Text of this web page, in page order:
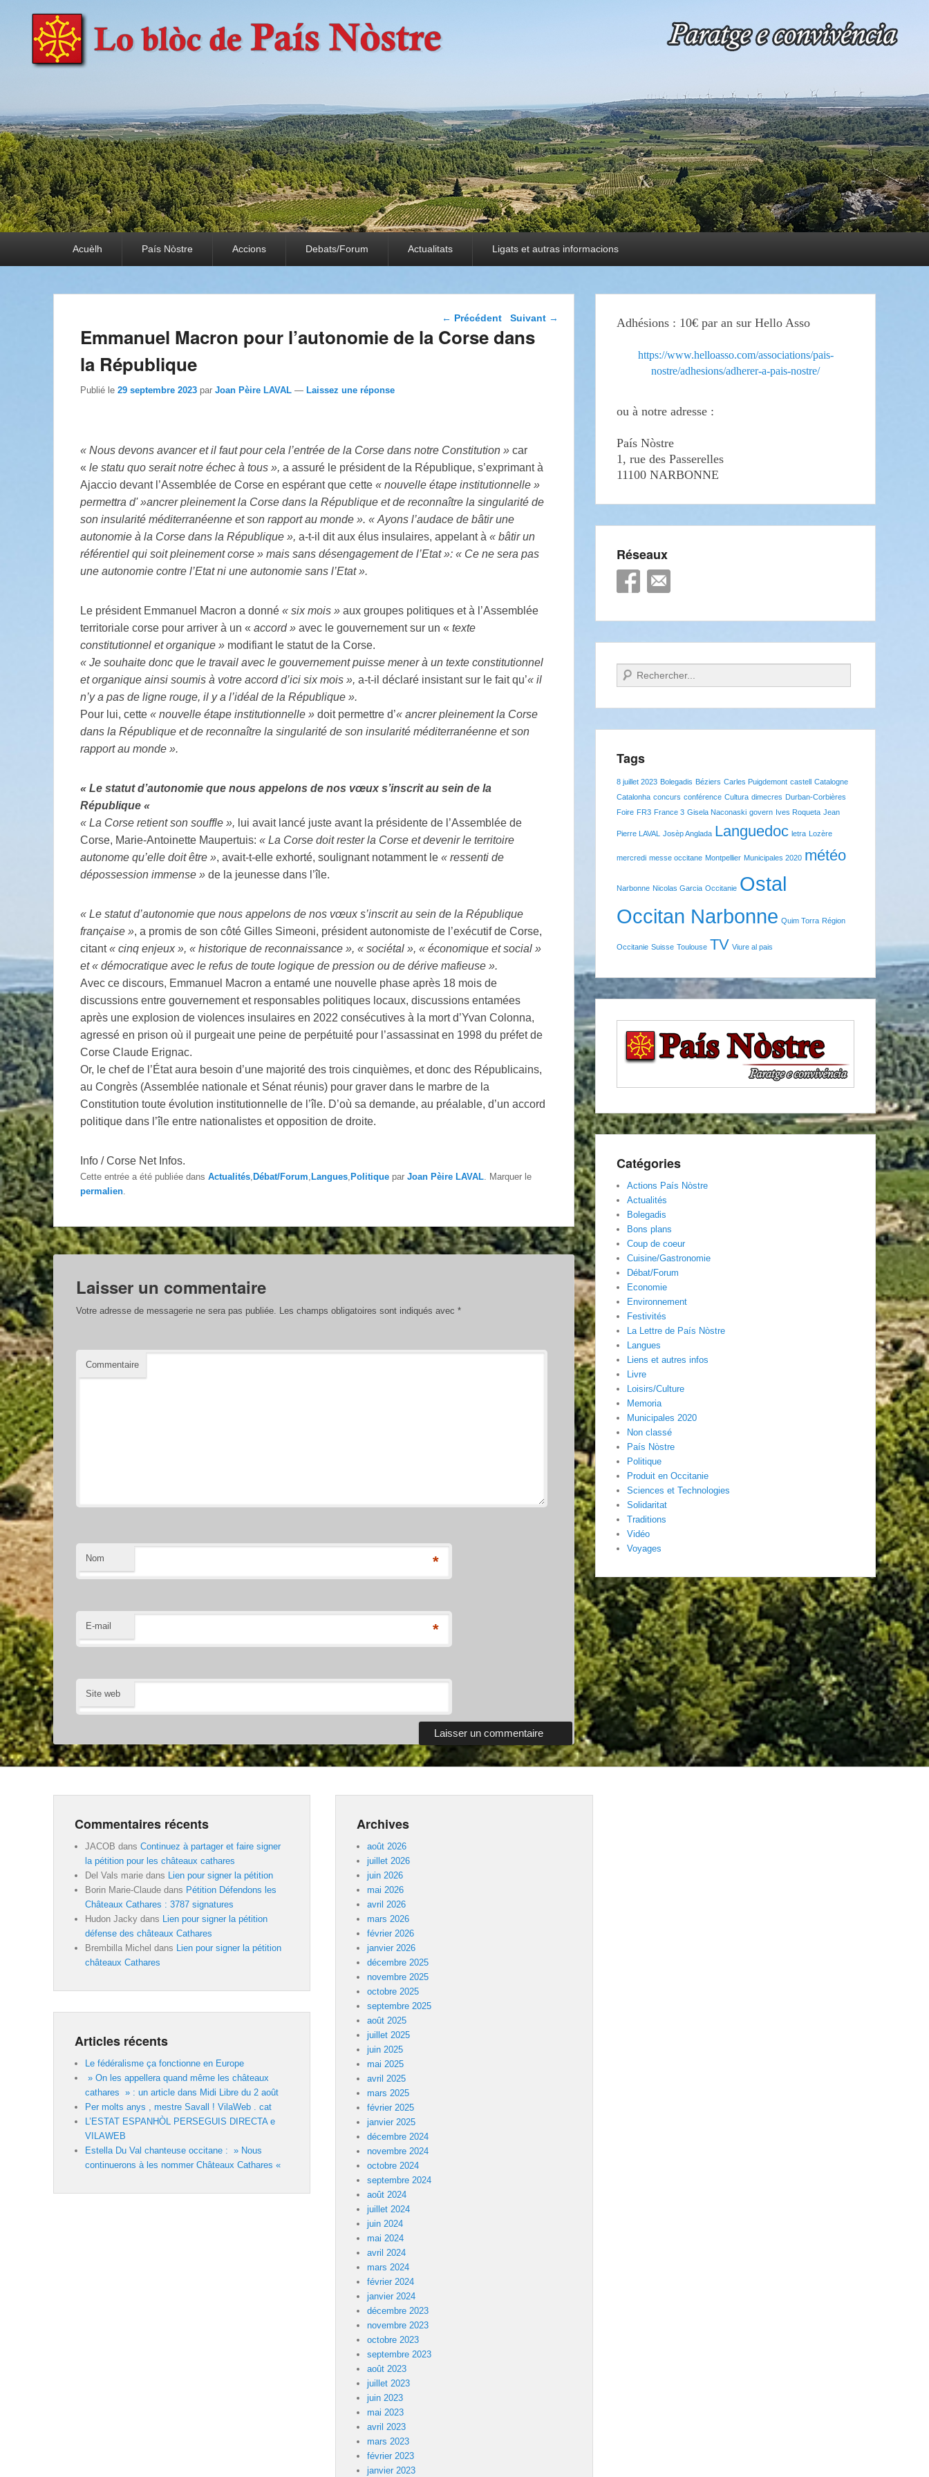
País Nòstre
Paratge e Convivència
Acuèlh País Nòstre Accions Debats/Forum Actualitats Ligats et autras informacions
Navigation dans les
← Précédent Suivant →
Emmanuel Macron pour l’autonomie de la Corse dans
la République
Publié le 29 septembre 2023 par Joan Pèire LAVAL — Laissez une réponse
« Nous devons avancer et il faut pour cela l’entrée de la Corse dans notre Constitution » car
« le statu quo serait notre échec à tous », a assuré le président de la République, s’exprimant à
Ajaccio devant l’Assemblée de Corse en espérant que cette « nouvelle étape institutionnelle »
permettra d' »ancrer pleinement la Corse dans la République et de reconnaître la singularité de
son insularité méditerranéenne et son rapport au monde ». « Ayons l’audace de bâtir une
autonomie à la Corse dans la République », a-t-il dit aux élus insulaires, appelant à « bâtir un
référentiel qui soit pleinement corse » mais sans désengagement de l’Etat »: « Ce ne sera pas
une autonomie contre l’Etat ni une autonomie sans l’Etat ».
Le président Emmanuel Macron a donné « six mois » aux groupes politiques et à l’Assemblée
territoriale corse pour arriver à un « accord » avec le gouvernement sur un « texte
constitutionnel et organique » modifiant le statut de la Corse.
« Je souhaite donc que le travail avec le gouvernement puisse mener à un texte constitutionnel
et organique ainsi soumis à votre accord d’ici six mois », a-t-il déclaré insistant sur le fait qu’« il
n’y a pas de ligne rouge, il y a l’idéal de la République ».
Pour lui, cette « nouvelle étape institutionnelle » doit permettre d’« ancrer pleinement la Corse
dans la République et de reconnaître la singularité de son insularité méditerranéenne et son
rapport au monde ».
« Le statut d’autonomie que nous appelons de nos vœux s’inscrit au sein de la
République «
« La Corse retient son souffle », lui avait lancé juste avant la présidente de l’Assemblée de
Corse, Marie-Antoinette Maupertuis: « La Corse doit rester la Corse et devenir le territoire
autonome qu’elle doit être », avait-t-elle exhorté, soulignant notamment le « ressenti de
dépossession immense » de la jeunesse dans l’île.
« Le statut d’autonomie que nous appelons de nos vœux s’inscrit au sein de la République
française », a promis de son côté Gilles Simeoni, président autonomiste de l’exécutif de Corse,
citant« cinq enjeux », « historique de reconnaissance », « sociétal », « économique et social »
et « démocratique avec le refus de toute logique de pression ou de dérive mafieuse ».
Avec ce discours, Emmanuel Macron a entamé une nouvelle phase après 18 mois de
discussions entre gouvernement et responsables politiques locaux, discussions entamées
après une explosion de violences insulaires en 2022 consécutives à la mort d’Yvan Colonna,
agressé en prison où il purgeait une peine de perpétuité pour l’assassinat en 1998 du préfet de
Corse Claude Erignac.
Or, le chef de l’État aura besoin d’une majorité des trois cinquièmes, et donc des Républicains,
au Congrès (Assemblée nationale et Sénat réunis) pour graver dans le marbre de la
Constitution toute évolution institutionnelle de l’île. D’où sa demande, au préalable, d’un accord
politique dans l’île entre nationalistes et opposition de droite.
Info / Corse Net Infos.
Cette entrée a été publiée dans Actualités Débat/Forum Langues Politique par Joan Pèire LAVAL . Marquer le
permalien
Laisser un commentaire
Votre adresse de messagerie ne sera pas publiée. Les champs obligatoires sont indiqués avec *
Commentaire
Nom *
E-mail *
Site web
Adhésions : 10€ par an sur Hello Asso
https://www.helloasso.com/associations/pais-
nostre/adhesions/adherer-a-pais-nostre/
ou à notre adresse :
País Nòstre
1, rue des Passerelles
11100 NARBONNE
Réseaux
Recherche
Tags
8 juillet 2023 Bolegadis Béziers Carles Puigdemont castell Catalogne
Catalonha concurs conférence Cultura dimecres Durban-Corbières
Foire FR3 France 3 Gisela Naconaski govern Ives Roqueta Jean
Pierre LAVAL Josèp Anglada Languedoc letra Lozère
mercredi messe occitane Montpellier Municipales 2020 météo
Narbonne Nicolas Garcia Occitanie Ostal
Occitan Narbonne Quim Torra Région
Occitanie Suisse Toulouse TV Viure al pais
Catégories
Actions País Nòstre
Actualités
Bolegadis
Bons plans
Coup de coeur
Cuisine/Gastronomie
Débat/Forum
Economie
Environnement
Festivités
La Lettre de País Nòstre
Langues
Liens et autres infos
Livre
Loisirs/Culture
Memoria
Municipales 2020
Non classé
País Nòstre
Politique
Produit en Occitanie
Sciences et Technologies
Solidaritat
Traditions
Vidéo
Voyages
Commentaires récents
JACOB dans Continuez à partager et faire signer
la pétition pour les châteaux cathares
Del Vals marie dans Lien pour signer la pétition
Borin Marie-Claude dans Pétition Défendons les
Châteaux Cathares : 3787 signatures
Hudon Jacky dans Lien pour signer la pétition
défense des châteaux Cathares
Brembilla Michel dans Lien pour signer la pétition
châteaux Cathares
Articles récents
Le fédéralisme ça fonctionne en Europe
» On les appellera quand même les châteaux
cathares » : un article dans Midi Libre du 2 août
Per molts anys , mestre Savall ! VilaWeb . cat
L’ESTAT ESPANHÒL PERSEGUIS DIRECTA e
VILAWEB
Estella Du Val chanteuse occitane : » Nous
continuerons à les nommer Châteaux Cathares «
Archives
août 2026
juillet 2026
juin 2026
mai 2026
avril 2026
mars 2026
février 2026
janvier 2026
décembre 2025
novembre 2025
octobre 2025
septembre 2025
août 2025
juillet 2025
juin 2025
mai 2025
avril 2025
mars 2025
février 2025
janvier 2025
décembre 2024
novembre 2024
octobre 2024
septembre 2024
août 2024
juillet 2024
juin 2024
mai 2024
avril 2024
mars 2024
février 2024
janvier 2024
décembre 2023
novembre 2023
octobre 2023
septembre 2023
août 2023
juillet 2023
juin 2023
mai 2023
avril 2023
mars 2023
février 2023
janvier 2023